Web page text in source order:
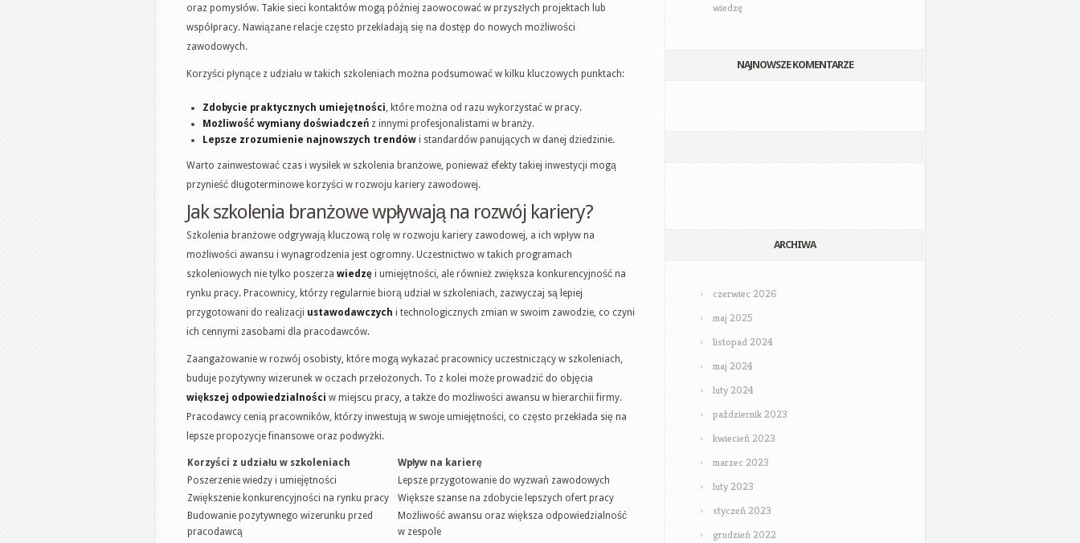
oraz pomysłów. Takie sieci kontaktów mogą później zaowocować w przyszłych projektach lub
współpracy. Nawiązane relacje często przekładają się na dostęp do nowych możliwości
zawodowych.
Korzyści płynące z udziału w takich szkoleniach można podsumować w kilku kluczowych punktach:
Zdobycie praktycznych umiejętności , które można od razu wykorzystać w pracy.
Możliwość wymiany doświadczeń z innymi profesjonalistami w branży.
Lepsze zrozumienie najnowszych trendów i standardów panujących w danej dziedzinie.
Warto zainwestować czas i wysiłek w szkolenia branżowe, ponieważ efekty takiej inwestycji mogą
przynieść długoterminowe korzyści w rozwoju kariery zawodowej.
Jak szkolenia branżowe wpływają na rozwój kariery?
Szkolenia branżowe odgrywają kluczową rolę w rozwoju kariery zawodowej, a ich wpływ na
możliwości awansu i wynagrodzenia jest ogromny. Uczestnictwo w takich programach
szkoleniowych nie tylko poszerza wiedzę i umiejętności, ale również zwiększa konkurencyjność na
rynku pracy. Pracownicy, którzy regularnie biorą udział w szkoleniach, zazwyczaj są lepiej
przygotowani do realizacji ustawodawczych i technologicznych zmian w swoim zawodzie, co czyni
ich cennymi zasobami dla pracodawców.
Zaangażowanie w rozwój osobisty, które mogą wykazać pracownicy uczestniczący w szkoleniach,
buduje pozytywny wizerunek w oczach przełożonych. To z kolei może prowadzić do objęcia
większej odpowiedzialności w miejscu pracy, a także do możliwości awansu w hierarchii firmy.
Pracodawcy cenią pracowników, którzy inwestują w swoje umiejętności, co często przekłada się na
lepsze propozycje finansowe oraz podwyżki.
Korzyści z udziału w szkoleniach
Wpływ na karierę
Poszerzenie wiedzy i umiejętności
Lepsze przygotowanie do wyzwań zawodowych
Zwiększenie konkurencyjności na rynku pracy
Większe szanse na zdobycie lepszych ofert pracy
Budowanie pozytywnego wizerunku przed
pracodawcą
Możliwość awansu oraz większa odpowiedzialność
w zespole
wiedzę
NAJNOWSZE KOMENTARZE
ARCHIWA
czerwiec 2026
maj 2025
listopad 2024
maj 2024
luty 2024
październik 2023
kwiecień 2023
marzec 2023
luty 2023
styczeń 2023
grudzień 2022